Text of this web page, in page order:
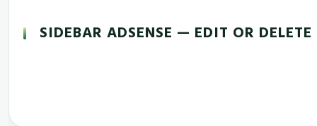
SIDEBAR ADSENSE — EDIT OR DELETE